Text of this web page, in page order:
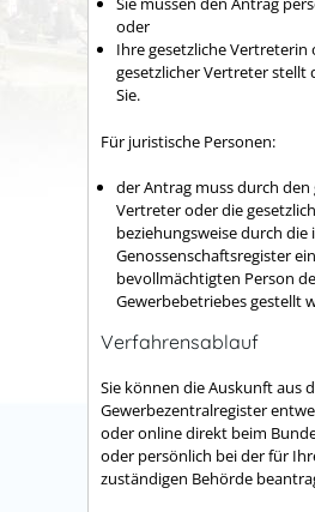
oder
Ihre gesetzliche Vertreterin
gesetzlicher Vertreter stellt
Sie.
Für juristische Personen:
der Antrag muss durch den
Vertreter oder die
beziehungsweise durch die
Genossenschaftsregister
bevollmächtigten Person
Gewerbebetriebes gestellt
Verfahrensablauf
Sie können die Auskunft aus
Gewerbezentralregister
oder online direkt beim
oder persönlich bei der für
zuständigen Behörde